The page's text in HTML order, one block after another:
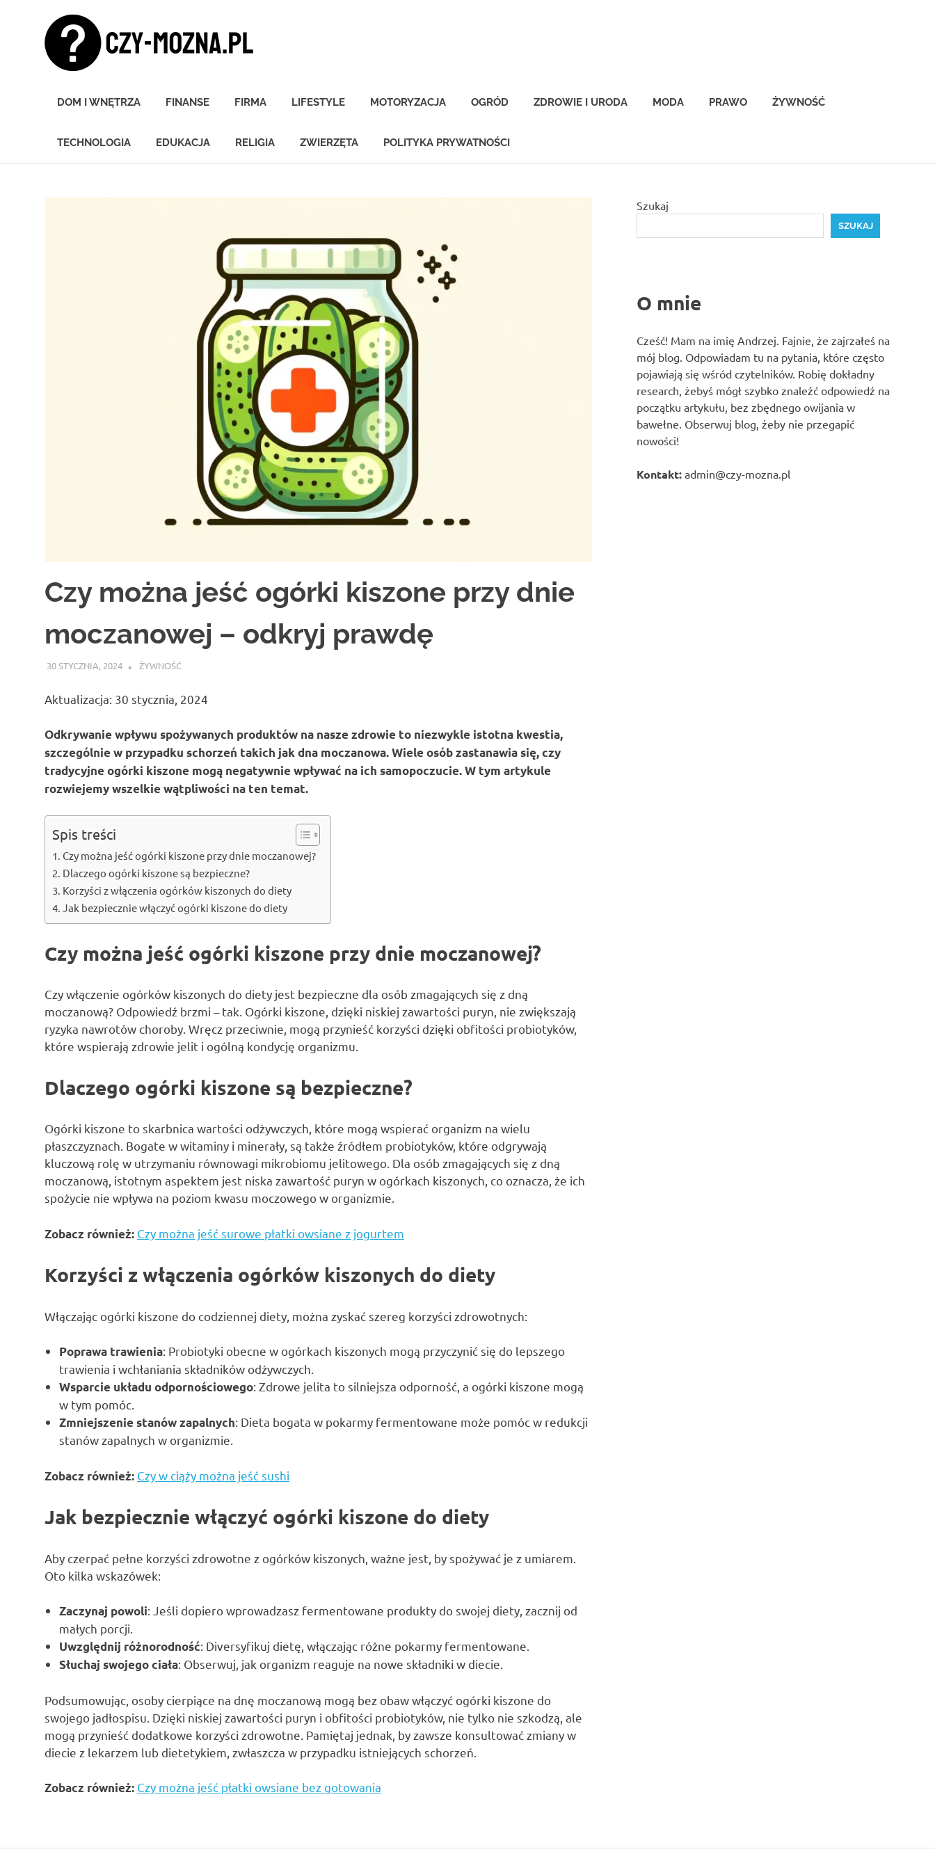
DOM I WNĘTRZA FINANSE FIRMA LIFESTYLE MOTORYZACJA OGRÓD ZDROWIE I URODA MODA PRAWO ŻYWNOŚĆ
TECHNOLOGIA EDUKACJA RELIGIA ZWIERZĘTA POLITYKA PRYWATNOŚCI
Czy można jeść ogórki kiszone przy dnie
moczanowej – odkryj prawdę
30 STYCZNIA, 2024 ATROX
ŻYWNOŚĆ
Aktualizacja: 30 stycznia, 2024
Odkrywanie wpływu spożywanych produktów na nasze zdrowie to niezwykle istotna kwestia,
szczególnie w przypadku schorzeń takich jak dna moczanowa. Wiele osób zastanawia się, czy
tradycyjne ogórki kiszone mogą negatywnie wpływać na ich samopoczucie. W tym artykule
rozwiejemy wszelkie wątpliwości na ten temat.
Spis treści
Czy można jeść ogórki kiszone przy dnie moczanowej?
Dlaczego ogórki kiszone są bezpieczne?
Korzyści z włączenia ogórków kiszonych do diety
Jak bezpiecznie włączyć ogórki kiszone do diety
Czy można jeść ogórki kiszone przy dnie moczanowej?
Czy włączenie ogórków kiszonych do diety jest bezpieczne dla osób zmagających się z dną
moczanową? Odpowiedź brzmi – tak. Ogórki kiszone, dzięki niskiej zawartości puryn, nie zwiększają
ryzyka nawrotów choroby. Wręcz przeciwnie, mogą przynieść korzyści dzięki obfitości probiotyków,
które wspierają zdrowie jelit i ogólną kondycję organizmu.
Dlaczego ogórki kiszone są bezpieczne?
Ogórki kiszone to skarbnica wartości odżywczych, które mogą wspierać organizm na wielu
płaszczyznach. Bogate w witaminy i minerały, są także źródłem probiotyków, które odgrywają
kluczową rolę w utrzymaniu równowagi mikrobiomu jelitowego. Dla osób zmagających się z dną
moczanową, istotnym aspektem jest niska zawartość puryn w ogórkach kiszonych, co oznacza, że ich
spożycie nie wpływa na poziom kwasu moczowego w organizmie.
Zobacz również: Czy można jeść surowe płatki owsiane z jogurtem
Korzyści z włączenia ogórków kiszonych do diety
Włączając ogórki kiszone do codziennej diety, można zyskać szereg korzyści zdrowotnych:
Poprawa trawienia: Probiotyki obecne w ogórkach kiszonych mogą przyczynić się do lepszego
trawienia i wchłaniania składników odżywczych.
Wsparcie układu odpornościowego: Zdrowe jelita to silniejsza odporność, a ogórki kiszone mogą
w tym pomóc.
Zmniejszenie stanów zapalnych: Dieta bogata w pokarmy fermentowane może pomóc w redukcji
stanów zapalnych w organizmie.
Zobacz również: Czy w ciąży można jeść sushi
Jak bezpiecznie włączyć ogórki kiszone do diety
Aby czerpać pełne korzyści zdrowotne z ogórków kiszonych, ważne jest, by spożywać je z umiarem.
Oto kilka wskazówek:
Zaczynaj powoli: Jeśli dopiero wprowadzasz fermentowane produkty do swojej diety, zacznij od
małych porcji.
Uwzględnij różnorodność: Diversyfikuj dietę, włączając różne pokarmy fermentowane.
Słuchaj swojego ciała: Obserwuj, jak organizm reaguje na nowe składniki w diecie.
Podsumowując, osoby cierpiące na dnę moczanową mogą bez obaw włączyć ogórki kiszone do
swojego jadłospisu. Dzięki niskiej zawartości puryn i obfitości probiotyków, nie tylko nie szkodzą, ale
mogą przynieść dodatkowe korzyści zdrowotne. Pamiętaj jednak, by zawsze konsultować zmiany w
diecie z lekarzem lub dietetykiem, zwłaszcza w przypadku istniejących schorzeń.
Zobacz również: Czy można jeść płatki owsiane bez gotowania
Szukaj
SZUKAJ
O mnie
Cześć! Mam na imię Andrzej. Fajnie, że zajrzałeś na
mój blog. Odpowiadam tu na pytania, które często
pojawiają się wśród czytelników. Robię dokładny
research, żebyś mógł szybko znaleźć odpowiedź na
początku artykułu, bez zbędnego owijania w
bawełne. Obserwuj blog, żeby nie przegapić
nowości!
Kontakt: admin@czy-mozna.pl